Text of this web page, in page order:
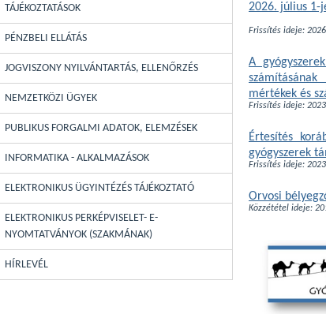
TÁJÉKOZTATÁSOK
PÉNZBELI ELLÁTÁS
JOGVISZONY NYILVÁNTARTÁS, ELLENŐRZÉS
NEMZETKÖZI ÜGYEK
PUBLIKUS FORGALMI ADATOK, ELEMZÉSEK
INFORMATIKA - ALKALMAZÁSOK
ELEKTRONIKUS ÜGYINTÉZÉS TÁJÉKOZTATÓ
ELEKTRONIKUS PERKÉPVISELET- E-
NYOMTATVÁNYOK (SZAKMÁNAK)
HÍRLEVÉL
2026. július 1-
Frissítés ideje:
A
mértékek és
Frissítés ideje:
Értesítés
gyógyszerek
Frissítés ideje:
Orvosi
Közzététel ideje: